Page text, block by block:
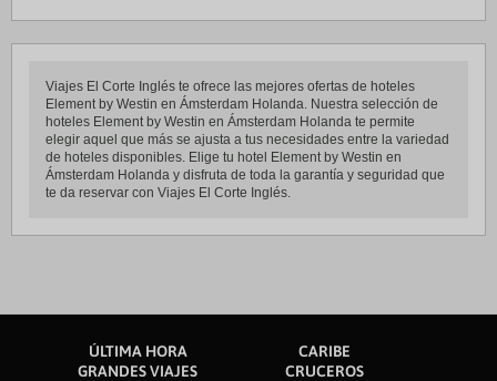
Viajes El Corte Inglés te ofrece las mejores ofertas de hoteles
Element by Westin en Ámsterdam Holanda. Nuestra selección de
hoteles Element by Westin en Ámsterdam Holanda te permite
elegir aquel que más se ajusta a tus necesidades entre la variedad
de hoteles disponibles. Elige tu hotel Element by Westin en
Ámsterdam Holanda y disfruta de toda la garantía y seguridad que
te da reservar con Viajes El Corte Inglés.
ÚLTIMA HORA
CARIBE
GRANDES VIAJES
CRUCEROS